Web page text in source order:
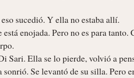
sucedió. Y ella no estaba allí.
enojada. Pero no es para tanto.
Sari. Ella se lo pierde, volvió a
Se levantó de su silla. Pero